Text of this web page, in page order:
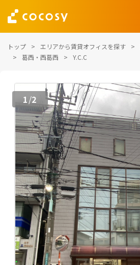
トップ エリアから賃貸オフィスを探す
葛西・西葛西
Y.C.C
1/2